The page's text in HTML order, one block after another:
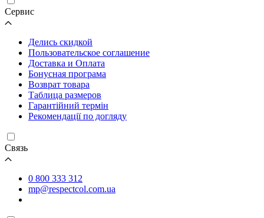
Cервис
Делись скидкой
Пользовательское соглашение
Доставка и Оплата
Бонусная програма
Возврат товара
Таблица размеров
Гарантійний термін
Рекомендації по догляду
Связь
0 800 333 312
mp@respectcol.com.ua